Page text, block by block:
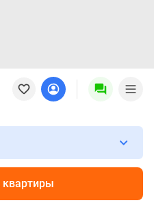
квартиры